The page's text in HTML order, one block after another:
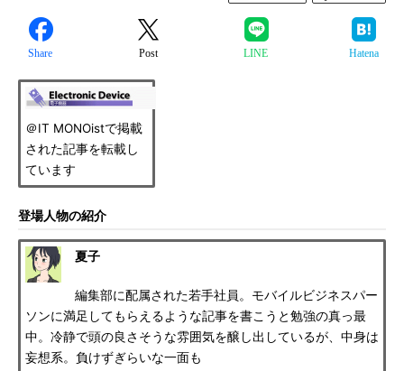
Share Post LINE Hatena
＠IT MONOistで掲載
された記事を転載し
ています
登場人物の紹介
夏子
編集部に配属された若手社員。モバイルビジネスパー
ソンに満足してもらえるような記事を書こうと勉強の真っ最
中。冷静で頭の良さそうな雰囲気を醸し出しているが、中身は
妄想系。負けずぎらいな一面も